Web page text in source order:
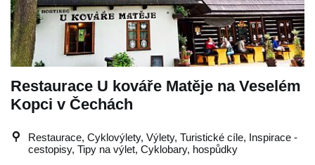
Restaurace U kováře Matěje na Veselém
Kopci v Čechách
Restaurace, Cyklovýlety, Výlety, Turistické cíle, Inspirace -
cestopisy, Tipy na výlet, Cyklobary, hospůdky